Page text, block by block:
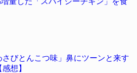
さびとんこつ味」鼻にツーンと来す
想】